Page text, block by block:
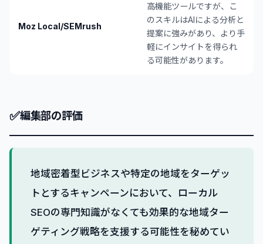
Moz Local/SEMrush
高機能ツールですが、こ
のスキルはAIによる分析と
提案に強みがあり、より手
軽にインサイトを得られ
る可能性があります。
✅編集部の評価
地域密着型ビジネスや特定の地域をターゲッ
トとするキャンペーンにおいて、ローカル
SEOの専門知識がなくても効果的な地域ター
ゲティング戦略を支援する可能性を秘めてい